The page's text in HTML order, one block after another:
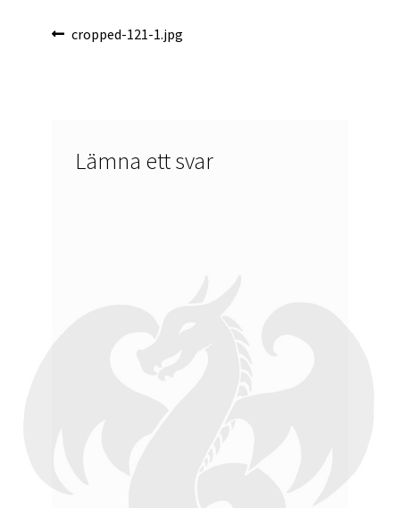
Inläggsnavigering
Föregående
cropped-121-1.jpg
Lämna ett svar